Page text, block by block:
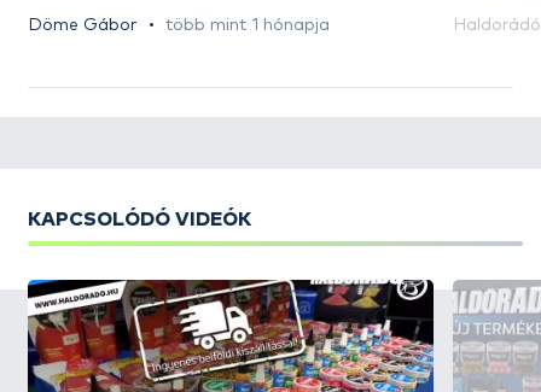
Döme Gábor több mint 1 hónapja
KAPCSOLÓDÓ VIDEÓK